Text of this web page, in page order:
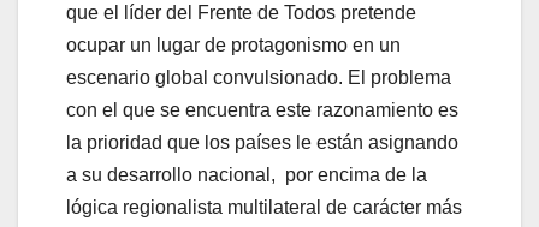
que el líder del Frente de Todos pretende
ocupar un lugar de protagonismo en un
escenario global convulsionado. El problema
con el que se encuentra este razonamiento es
la prioridad que los países le están asignando
a su desarrollo nacional, por encima de la
lógica regionalista multilateral de carácter más